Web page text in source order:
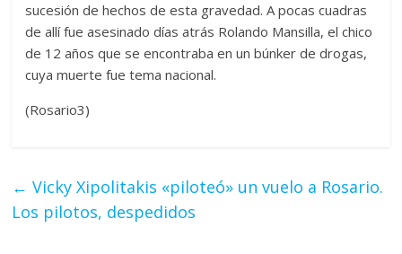
sucesión de hechos de esta gravedad. A pocas cuadras
de allí fue asesinado días atrás Rolando Mansilla, el chico
de 12 años que se encontraba en un búnker de drogas,
cuya muerte fue tema nacional.
(Rosario3)
← Vicky Xipolitakis «piloteó» un vuelo a Rosario.
Los pilotos, despedidos